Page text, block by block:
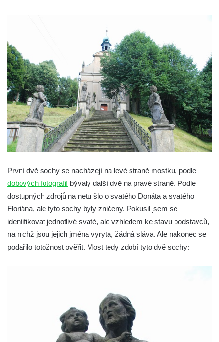
Křížová cesta Hrádek nad Nisou
Křížová cesta Svojkov (u Modlivého dolu)
Křížová cesta Bezděz
Křížová cesta Potštejn
Křížová cesta Ruprechtice (Liberec)
Křížová cesta u kostela Nalezení svatého
Kříže v Liberci
Křížová cesta Bořkov
Křížová cesta Klokočka
Křížová cesta na Tábor (u Lomnice nad
Popelkou)
Křížová cesta Markvartice
Křížová cesta Varnsdorf (Warnsdorf), 1911-
1912
Křížová cesta Hodkovice nad Mohelkou
Křížová cesta na Kotelském vrchu
Křížová cesta Velký Šenov
Křížová cesta Petra Urbana – Smržovka
První dvě sochy se nacházejí na levé straně mostku, podle
dobových fotografií bývaly další dvě na pravé straně. Podle
dostupných zdrojů na netu šlo o svatého Donáta a svatého
Floriána, ale tyto sochy byly zničeny. Pokusil jsem se
identifikovat jednotlivé svaté, ale vzhledem ke stavu podstavců,
na nichž jsou jejich jména vyryta, žádná sláva. Ale nakonec se
podařilo totožnost ověřit. Most tedy zdobí tyto dvě sochy: